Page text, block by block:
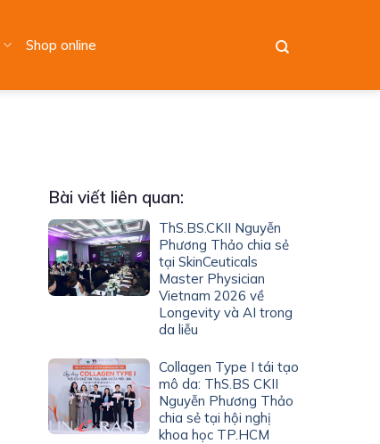
Shop online
Bài viết liên quan:
ThS.BS.CKII Nguyễn
Phương Thảo chia sẻ
tại SkinCeuticals
Master Physician
Vietnam 2026 về
Longevity và AI trong
da liễu
Collagen Type I tái tạo
mô da: ThS.BS CKII
Nguyễn Phương Thảo
chia sẻ tại hội nghị
khoa học TP.HCM